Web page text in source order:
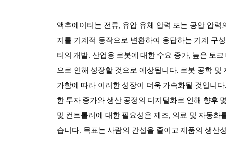
액추에이터는 전류, 유압 유체 압력 또는 공압 압
지를 기계적 동작으로 변환하여 응답하는 기계 구
터의 개발, 산업용 로봇에 대한 수요 증가, 높은 토
으로 인해 성장할 것으로 예상됩니다. 로봇 공학
가함에 따라 이러한 성장이 더욱 가속화될 것입니
한 투자 증가와 생산 공정의 디지털화로 인해 향후
및 컨트롤러에 대한 필요성은 제조, 의료 및 자동화
습니다. 목표는 사람의 간섭을 줄이고 제품의 생산